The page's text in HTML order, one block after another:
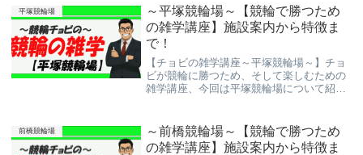
を機にもっと競輪を知ってより楽しんで下
さい。
平塚競輪場
～平塚競輪場～【競輪で勝つため
の雑学講座】施設案内から特徴ま
で！
【チョビの雑学講座～平塚競輪場～】チョ
ビが競輪に勝つため、そして楽しむための
雑学講座、今回は平塚競輪場について紹介
を機にもっと競輪を知ってより楽しんで下
さい。
前橋競輪場
～前橋競輪場～【競輪で勝つため
の雑学講座】施設案内から特徴ま